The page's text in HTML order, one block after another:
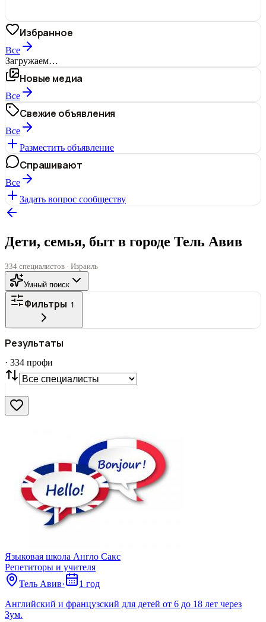
Избранное
Все
Загружаем…
Новые медиа
Все
Свежие объявления
Все
Разместить объявление
Спрашивают
Все
Задать вопрос сообществу
Дети, семья, быт в городе Тель Авив
334 специалистов · Израиль
Умный поиск
Фильтры 1
Все
СТАТУС
VIP С фото
Нашли
Сбросить
Результаты
· 334 профи
Языковая школа Англо Сакс
Репетиторы и учителя
Тель Авив·
1 год
Английский и французский для детей от 6 до 18 лет через
Зум.